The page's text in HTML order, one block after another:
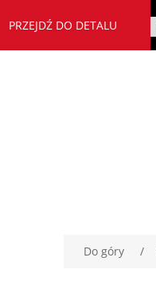
PRZEJDŹ DO DETALU
Do góry /